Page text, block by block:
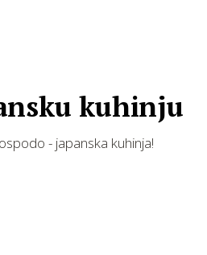
kuhinju
- japanska kuhinja!